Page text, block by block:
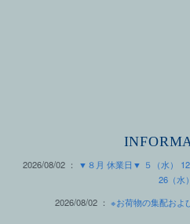
2026/08/02 ：
▼８月 休業日▼ ５（水） 12
26（水）
2026/08/02 ： ※お荷物の集配およ